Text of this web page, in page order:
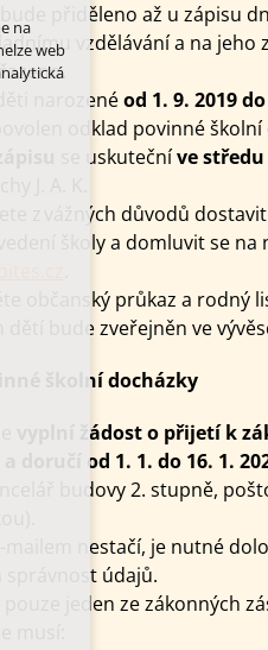
bude přiděleno až u zápisu
vzdělávání a na jeho
narozenéod 1. 9. 2019
odklad povinné školní
se uskutečníve středu
z vážných důvodů
školy a domluvit se
občanský průkaz a rodný
dětí bude zveřejněn ve
školní docházky
vyplní žádost o přijetí k
a doručí od 1. 1. do 16. 1.
budovy 2. stupně,
mailem nestačí, je nutné
správnost údajů.
pouze jeden ze zákonných
na
web